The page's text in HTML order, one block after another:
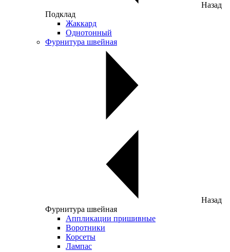
Назад
Подклад
Жаккард
Однотонный
Фурнитура швейная
Назад
Фурнитура швейная
Аппликации пришивные
Воротники
Корсеты
Лампас